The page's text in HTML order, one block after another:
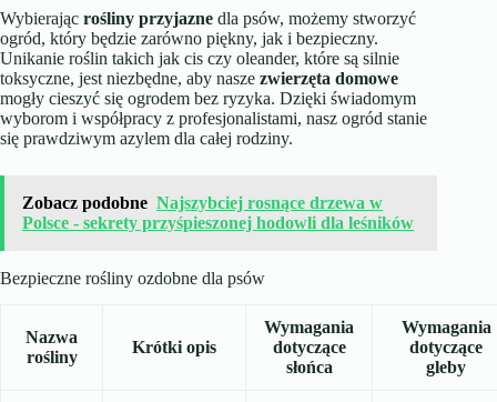
Wybierając rośliny przyjazne dla psów, możemy stworzyć
ogród, który będzie zarówno piękny, jak i bezpieczny.
Unikanie roślin takich jak cis czy oleander, które są silnie
toksyczne, jest niezbędne, aby nasze zwierzęta domowe
mogły cieszyć się ogrodem bez ryzyka. Dzięki świadomym
wyborom i współpracy z profesjonalistami, nasz ogród stanie
się prawdziwym azylem dla całej rodziny.
Zobacz podobne Najszybciej rosnące drzewa w
Polsce - sekrety przyśpieszonej hodowli dla leśników
Bezpieczne rośliny ozdobne dla psów
Nazwa
rośliny
Krótki opis
Wymagania
dotyczące
słońca
Wymagania
dotyczące
gleby